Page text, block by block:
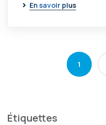
En savoir plus
1
Étiquettes